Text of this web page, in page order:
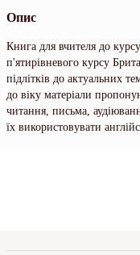
Опис
Книга для вчителя до
п'ятирівневого курсу
підлітків до актуальних
до віку матеріали
читання, письма,
їх використовувати